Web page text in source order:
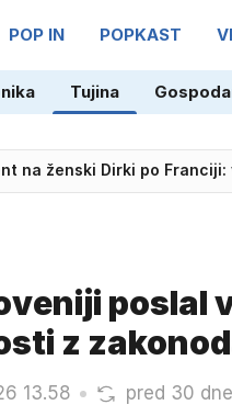
POP IN POPKAST
Tujina
na ženski Dirki po
poslal
z
13.58 pred 30